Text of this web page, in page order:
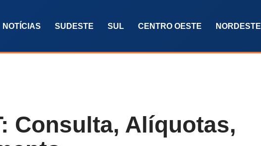
NOTÍCIAS SUDESTE SUL CENTRO OESTE NORDESTE
Consulta, Alíquotas,